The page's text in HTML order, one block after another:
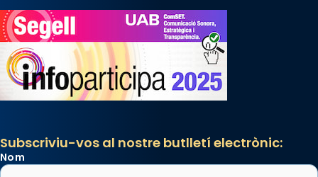
Subscriviu-vos al nostre butlletí electrònic:
Nom